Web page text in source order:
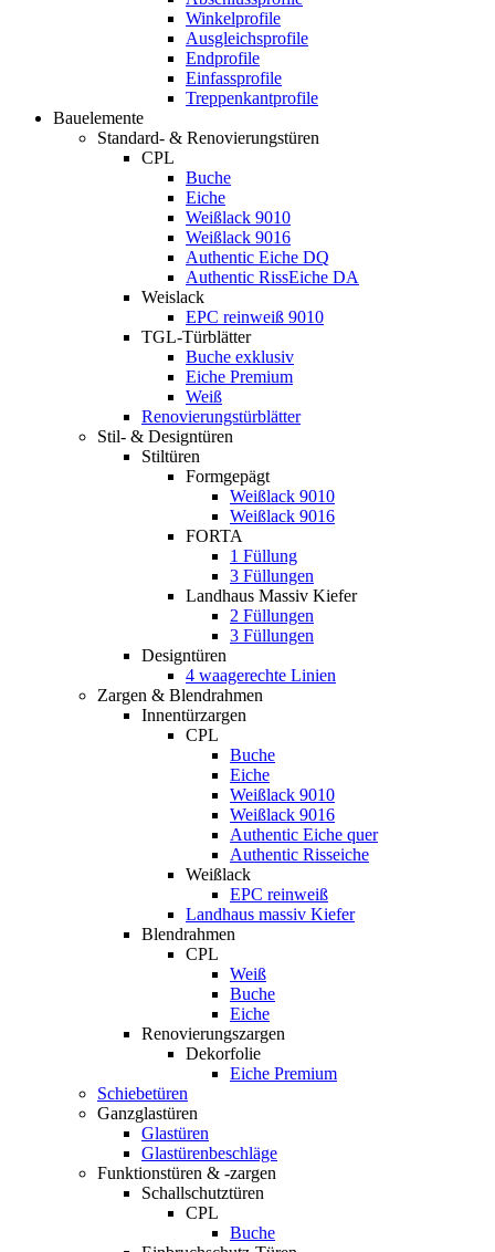
Winkelprofile
Ausgleichsprofile
Endprofile
Einfassprofile
Treppenkantprofile
Bauelemente
Standard- & Renovierungstüren
CPL
Buche
Eiche
Weißlack 9010
Weißlack 9016
Authentic Eiche DQ
Authentic RissEiche DA
Weislack
EPC reinweiß 9010
TGL-Türblätter
Buche exklusiv
Eiche Premium
Weiß
Renovierungstürblätter
Stil- & Designtüren
Stiltüren
Formgepägt
Weißlack 9010
Weißlack 9016
FORTA
1 Füllung
3 Füllungen
Landhaus Massiv Kiefer
2 Füllungen
3 Füllungen
Designtüren
4 waagerechte Linien
Zargen & Blendrahmen
Innentürzargen
CPL
Buche
Eiche
Weißlack 9010
Weißlack 9016
Authentic Eiche quer
Authentic Risseiche
Weißlack
EPC reinweiß
Landhaus massiv Kiefer
Blendrahmen
CPL
Weiß
Buche
Eiche
Renovierungszargen
Dekorfolie
Eiche Premium
Schiebetüren
Ganzglastüren
Glastüren
Glastürenbeschläge
Funktionstüren & -zargen
Schallschutztüren
CPL
Buche